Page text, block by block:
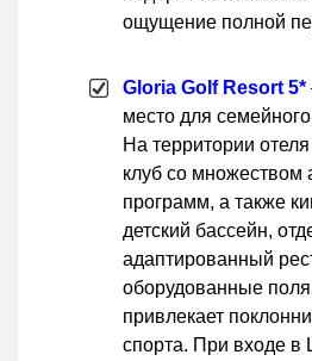
ощущение полной
Gloria Golf Resort 5*
место для
На территории
клуб со
программ, а также
детский бассейн,
адаптированный
оборудованные
привлекает
спорта. При входе в